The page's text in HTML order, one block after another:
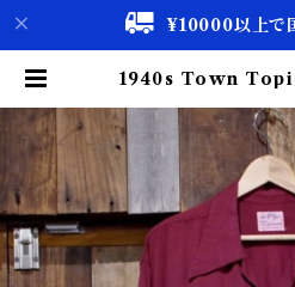
¥10000以上で
1940s Town
cco【古着 &